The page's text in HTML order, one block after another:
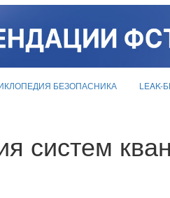
БЕЗОПАСНИКА LEAK-
систем